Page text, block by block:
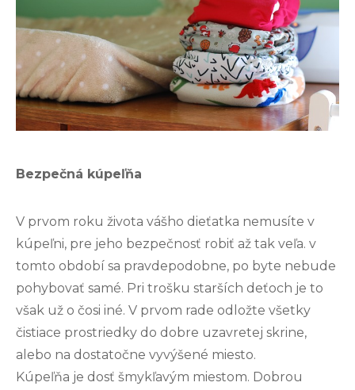
Bezpečná kúpeľňa
V prvom roku života vášho dieťatka nemusíte v
kúpeľni, pre jeho bezpečnosť robiť až tak veľa. v
tomto období sa pravdepodobne, po byte nebude
pohybovať samé. Pri trošku starších deťoch je to
však už o čosi iné. V prvom rade odložte všetky
čistiace prostriedky do dobre uzavretej skrine,
alebo na dostatočne vyvýšené miesto.
Kúpeľňa je dosť šmykľavým miestom. Dobrou